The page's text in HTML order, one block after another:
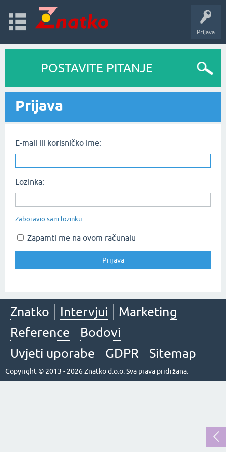
Prijava
POSTAVITE PITANJE
Prijava
E-mail ili korisničko ime:
Lozinka:
Zaboravio sam lozinku
Zapamti me na ovom računalu
Znatko Intervjui
Marketing
Reference
Bodovi
Uvjeti uporabe
GDPR Sitemap
Copyright © 2013 - 2026 Znatko d.o.o. Sva prava pridržana.